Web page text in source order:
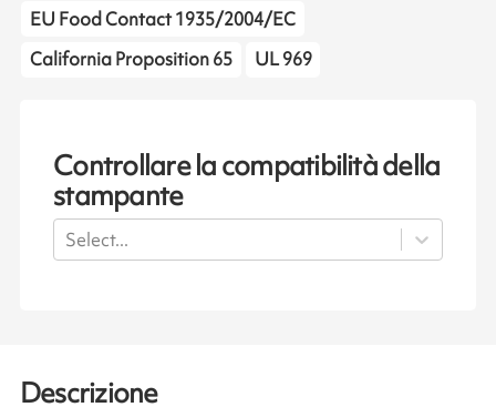
EU Food Contact 1935/2004/EC
California Proposition 65
UL 969
Controllare la compatibilità della
stampante
Select...
Descrizione